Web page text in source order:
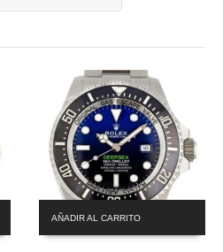
AÑADIR AL CARRITO